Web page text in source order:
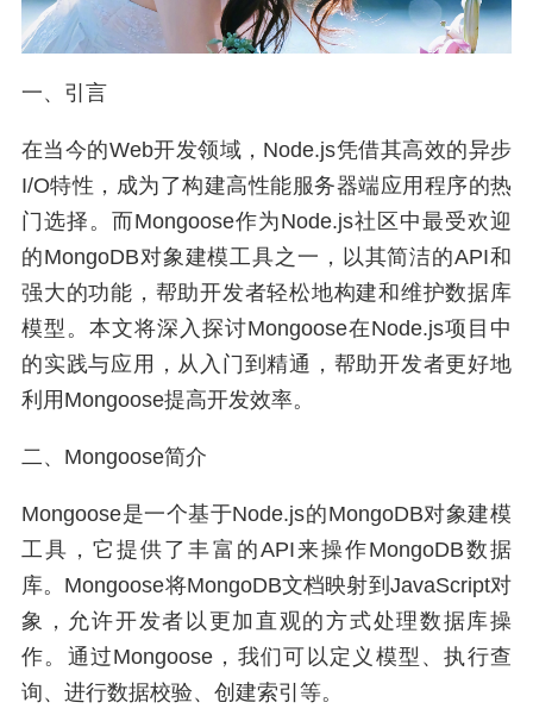
一、引言
在当今的Web开发领域，Node.js凭借其高效的异步
I/O特性，成为了构建高性能服务器端应用程序的热
门选择。而Mongoose作为Node.js社区中最受欢迎
的MongoDB对象建模工具之一，以其简洁的API和
强大的功能，帮助开发者轻松地构建和维护数据库
模型。本文将深入探讨Mongoose在Node.js项目中
的实践与应用，从入门到精通，帮助开发者更好地
利用Mongoose提高开发效率。
二、Mongoose简介
Mongoose是一个基于Node.js的MongoDB对象建模
工具，它提供了丰富的API来操作MongoDB数据
库。Mongoose将MongoDB文档映射到JavaScript对
象，允许开发者以更加直观的方式处理数据库操
作。通过Mongoose，我们可以定义模型、执行查
询、进行数据校验、创建索引等。